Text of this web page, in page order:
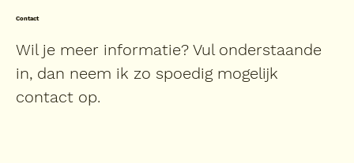
Contact
Wil je meer informatie? Vul onderstaande
in, dan neem ik zo spoedig mogelijk
contact op.